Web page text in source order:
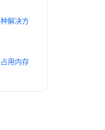
解决方
用内存